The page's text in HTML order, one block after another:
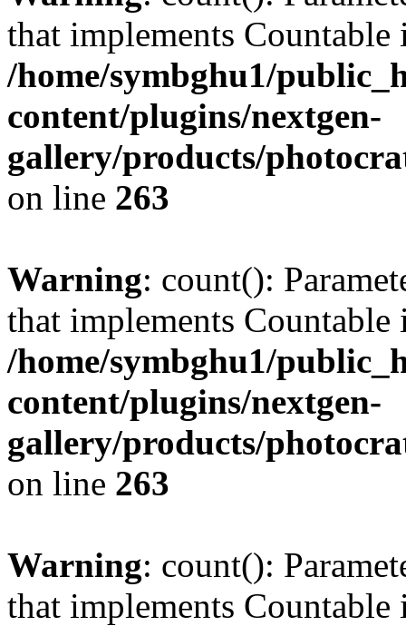
that implements Countable
/home/symbghu1/
content/plugins/nextgen-
gallery/products/
on line 263
Warning: count():
that implements Countable
/home/symbghu1/
content/plugins/nextgen-
gallery/products/
on line 263
Warning: count():
that implements Countable